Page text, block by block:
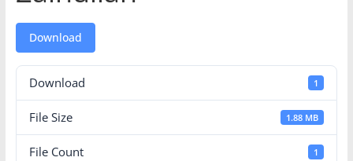
Download
Download 1
File Size 1.88 MB
File Count 1